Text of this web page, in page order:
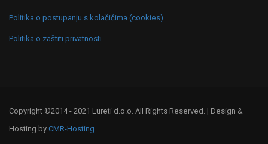
Politika o postupanju s kolačićima (cookies)
Politika o zaštiti privatnosti
Copyright ©2014 - 2021 Lureti d.o.o. All Rights Reserved. | Design &
Hosting by CMR-Hosting